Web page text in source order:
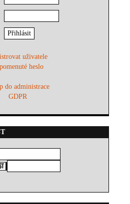
uživatele
heslo
do administrace
GDPR